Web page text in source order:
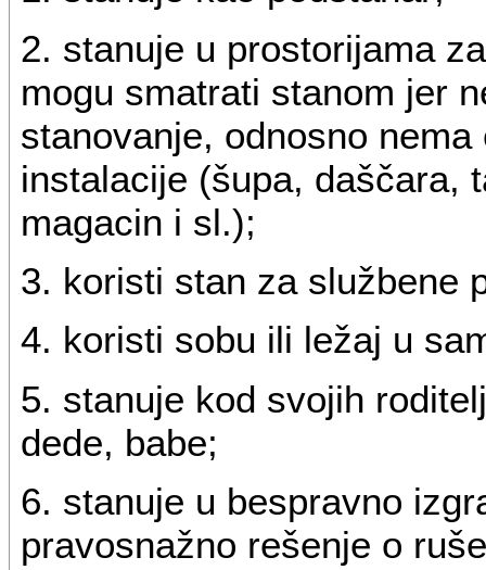
2. stanuje u prostorijama
mogu smatrati stanom jer
stanovanje, odnosno
instalacije (šupa, daščara,
magacin i sl.);
3. koristi stan za službene
4. koristi sobu ili ležaj u
5. stanuje kod svojih
dede, babe;
6. stanuje u bespravno
pravosnažno rešenje o